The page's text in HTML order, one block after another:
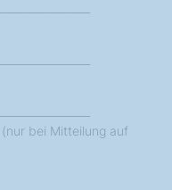
bei Mitteilung auf